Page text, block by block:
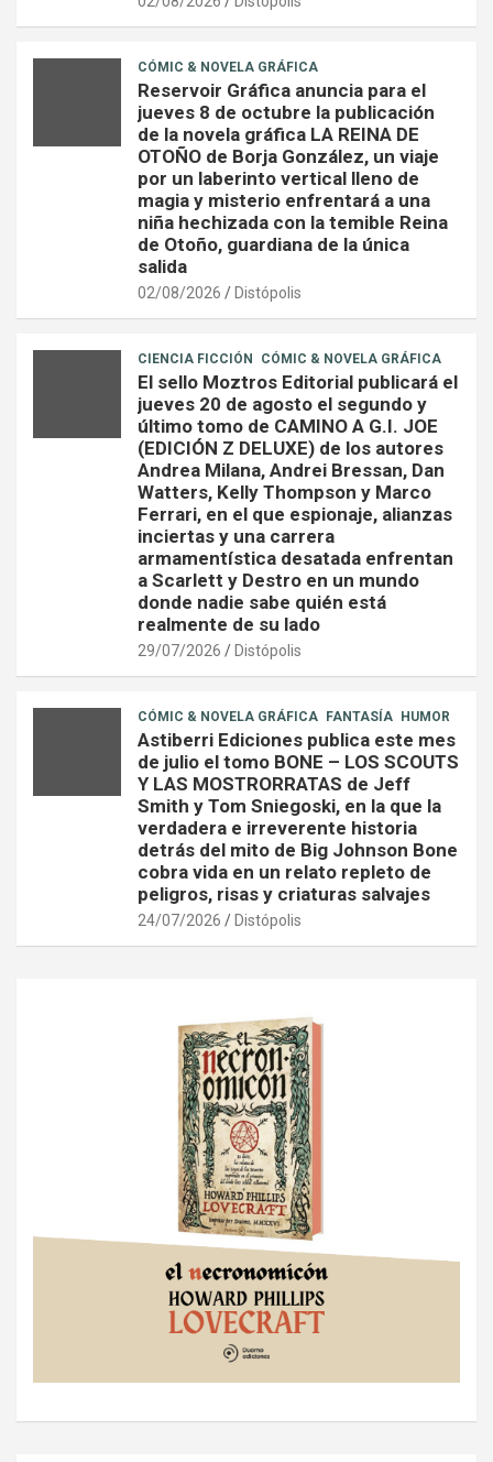
CÓMIC & NOVELA GRÁFICA
Reservoir Gráfica anuncia para el
jueves 8 de octubre la publicación
de la novela gráfica LA REINA DE
OTOÑO de Borja González, un viaje
por un laberinto vertical lleno de
magia y misterio enfrentará a una
niña hechizada con la temible Reina
de Otoño, guardiana de la única
salida
02/08/2026 Distópolis
CIENCIA FICCIÓN CÓMIC & NOVELA GRÁFICA
El sello Moztros Editorial publicará el
jueves 20 de agosto el segundo y
último tomo de CAMINO A G.I. JOE
(EDICIÓN Z DELUXE) de los autores
Andrea Milana, Andrei Bressan, Dan
Watters, Kelly Thompson y Marco
Ferrari, en el que espionaje, alianzas
inciertas y una carrera
armamentística desatada enfrentan
a Scarlett y Destro en un mundo
donde nadie sabe quién está
realmente de su lado
29/07/2026 Distópolis
CÓMIC & NOVELA GRÁFICA FANTASÍA HUMOR
Astiberri Ediciones publica este mes
de julio el tomo BONE – LOS SCOUTS
Y LAS MOSTRORRATAS de Jeff
Smith y Tom Sniegoski, en la que la
verdadera e irreverente historia
detrás del mito de Big Johnson Bone
cobra vida en un relato repleto de
peligros, risas y criaturas salvajes
24/07/2026 Distópolis